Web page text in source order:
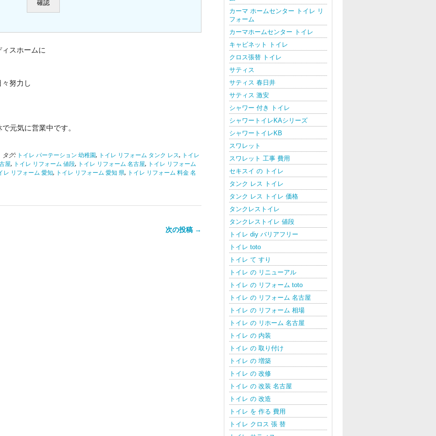
スホームに
努力し
元気に営業中です。
| タグ: トイレ パーテーション 幼稚園, トイレ リフォーム タンク レス, トイレ
屋, トイレ リフォーム 値段, トイレ リフォーム 名古屋, トイレ リフォーム
レ リフォーム 愛知, トイレ リフォーム 愛知 県, トイレ リフォーム 料金 名
次の投稿 →
カーマ ホームセンター トイレ リ
フォーム
カーマホームセンター トイレ
キャビネット トイレ
クロス張替 トイレ
サティス
サティス 春日井
サティス 激安
シャワー 付き トイレ
シャワートイレKAシリーズ
シャワートイレKB
スワレット
スワレット 工事 費用
セキスイ の トイレ
タンク レス トイレ
タンク レス トイレ 価格
タンクレストイレ
タンクレストイレ 値段
トイレ diy バリアフリー
トイレ toto
トイレ て すり
トイレ の リニューアル
トイレ の リフォーム toto
トイレ の リフォーム 名古屋
トイレ の リフォーム 相場
トイレ の リホーム 名古屋
トイレ の 内装
トイレ の 取り付け
トイレ の 増築
トイレ の 改修
トイレ の 改装 名古屋
トイレ の 改造
トイレ を 作る 費用
トイレ クロス 張 替